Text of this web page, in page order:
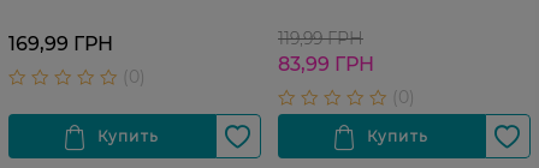
169,99 ГРН 119,99 ГРН
83,99 ГРН